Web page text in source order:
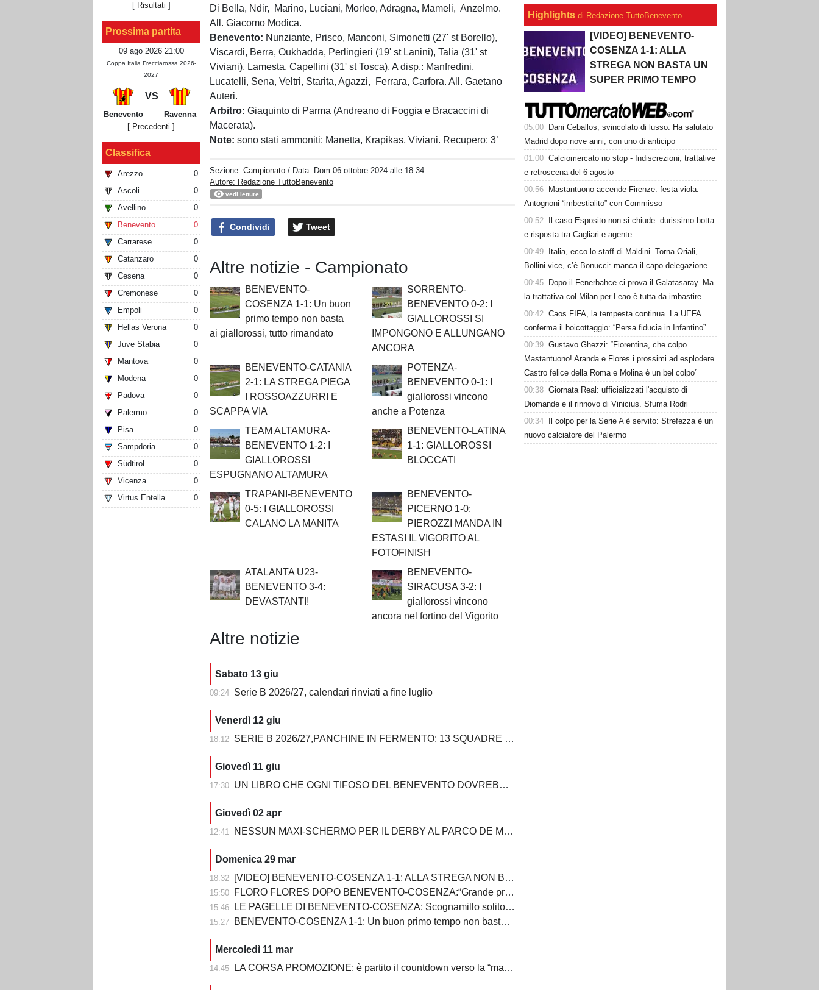
[ Risultati ]
Prossima partita
09 ago 2026 21:00
Coppa Italia Frecciarossa 2026-
2027
VS
Benevento
Ravenna
[ Precedenti ]
Classifica
Arezzo
0
Ascoli
0
Avellino
0
Benevento
0
Carrarese
0
Catanzaro
0
Cesena
0
Cremonese
0
Empoli
0
Hellas Verona
0
Juve Stabia
0
Mantova
0
Modena
0
Padova
0
Palermo
0
Pisa
0
Sampdoria
0
Südtirol
0
Vicenza
0
Virtus Entella
0
Di Bella, Ndir, Marino, Luciani, Morleo, Adragna, Mameli, Anzelmo.
All. Giacomo Modica.
Benevento: Nunziante, Prisco, Manconi, Simonetti (27' st Borello),
Viscardi, Berra, Oukhadda, Perlingieri (19' st Lanini), Talia (31' st
Viviani), Lamesta, Capellini (31' st Tosca). A disp.: Manfredini,
Lucatelli, Sena, Veltri, Starita, Agazzi, Ferrara, Carfora. All. Gaetano
Auteri.
Arbitro: Giaquinto di Parma (Andreano di Foggia e Bracaccini di
Macerata).
Note: sono stati ammoniti: Manetta, Krapikas, Viviani. Recupero: 3’
Sezione:Campionato / Data: Dom 06 ottobre 2024 alle 18:34
Autore: Redazione TuttoBenevento
vedi letture
Condividi Tweet
Altre notizie - Campionato
BENEVENTO-
COSENZA 1-1: Un buon
primo tempo non basta
ai giallorossi, tutto rimandato
SORRENTO-
BENEVENTO 0-2: I
GIALLOROSSI SI
IMPONGONO E ALLUNGANO
ANCORA
BENEVENTO-CATANIA
2-1: LA STREGA PIEGA
I ROSSOAZZURRI E
SCAPPA VIA
POTENZA-
BENEVENTO 0-1: I
giallorossi vincono
anche a Potenza
TEAM ALTAMURA-
BENEVENTO 1-2: I
GIALLOROSSI
ESPUGNANO ALTAMURA
BENEVENTO-LATINA
1-1: GIALLOROSSI
BLOCCATI
TRAPANI-BENEVENTO
0-5: I GIALLOROSSI
CALANO LA MANITA
BENEVENTO-
PICERNO 1-0:
PIEROZZI MANDA IN
ESTASI IL VIGORITO AL
FOTOFINISH
ATALANTA U23-
BENEVENTO 3-4:
DEVASTANTI!
BENEVENTO-
SIRACUSA 3-2: I
giallorossi vincono
ancora nel fortino del Vigorito
Altre notizie
Sabato 13 giu
09:24 Serie B 2026/27, calendari rinviati a fine luglio
Venerdì 12 giu
18:12 SERIE B 2026/27,PANCHINE IN FERMENTO: 13 SQUADRE SU 20 ANCORA SENZA ALLENATORE
Giovedì 11 giu
17:30 UN LIBRO CHE OGNI TIFOSO DEL BENEVENTO DOVREBBE AVERE NELLA PROPRIA COLLEZIONE
Giovedì 02 apr
12:41 NESSUN MAXI-SCHERMO PER IL DERBY AL PARCO DE MITA
Domenica 29 mar
18:32 [VIDEO] BENEVENTO-COSENZA 1-1: ALLA STREGA NON BASTA UN SUPER PRIMO TEMPO
15:50 FLORO FLORES DOPO BENEVENTO-COSENZA:“Grande primo tempo, ma dovevamo chiuderla”
15:46 LE PAGELLE DI BENEVENTO-COSENZA: Scognamillo solito gladiatore, bene Prisco, in ombra Maita, Pierozzi e Saio, Carfora ingresso impalpabile
15:27 BENEVENTO-COSENZA 1-1: Un buon primo tempo non basta ai giallorossi, tutto rimandato
Mercoledì 11 mar
14:45 LA CORSA PROMOZIONE: è partito il countdown verso la “matematica”
Highlights di Redazione TuttoBenevento
[VIDEO] BENEVENTO-
COSENZA 1-1: ALLA
STREGA NON BASTA UN
SUPER PRIMO TEMPO
05:00
Dani Ceballos, svincolato di lusso. Ha salutato
Madrid dopo nove anni, con uno di anticipo
01:00 Calciomercato no stop - Indiscrezioni, trattative
e retroscena del 6 agosto
00:56
Mastantuono accende Firenze: festa viola.
Antognoni “imbestialito” con Commisso
00:52
Il caso Esposito non si chiude: durissimo botta
e risposta tra Cagliari e agente
00:49
Italia, ecco lo staff di Maldini. Torna Oriali,
Bollini vice, c’è Bonucci: manca il capo delegazione
00:45
Dopo il Fenerbahce ci prova il Galatasaray. Ma
la trattativa col Milan per Leao è tutta da imbastire
00:42 Caos FIFA, la tempesta continua. La UEFA
conferma il boicottaggio: “Persa fiducia in Infantino”
00:39 Gustavo Ghezzi: “Fiorentina, che colpo
Mastantuono! Aranda e Flores i prossimi ad esplodere.
Castro felice della Roma e Molina è un bel colpo”
00:38 Giornata Real: ufficializzati l'acquisto di
Diomande e il rinnovo di Vinicius. Sfuma Rodri
00:34
Il colpo per la Serie A è servito: Strefezza è un
nuovo calciatore del Palermo